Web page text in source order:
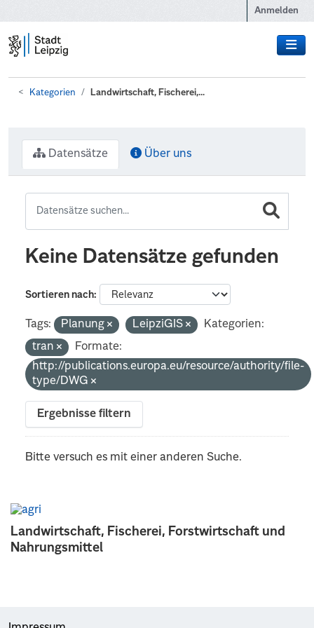
Anmelden
Kategorien Landwirtschaft, Fischerei,...
Landwirtschaft, Fischerei, Forstwirtschaft und
Nahrungsmittel
Datensätze Über uns
Keine Datensätze gefunden
Sortieren nach
Tags: Planung LeipziGIS
Kategorien:
tran
Formate:
http://publications.europa.eu/resource/authority/file-
type/DWG
Ergebnisse filtern
Bitte versuch es mit einer anderen Suche.